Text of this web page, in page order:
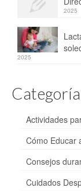
2025
2025
Actividades
Cómo Educar
Consejos
Cuidados